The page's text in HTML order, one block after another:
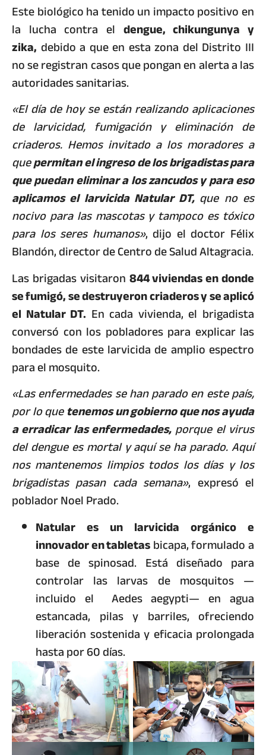
Este biológico ha tenido un impacto positivo en
la lucha contra el dengue, chikungunya y
zika, debido a que en esta zona del Distrito III
no se registran casos que pongan en alerta a las
autoridades sanitarias.
«El día de hoy se están realizando aplicaciones
de larvicidad, fumigación y eliminación de
criaderos. Hemos invitado a los moradores a
quepermitan el ingreso de los brigadistas para
que puedan eliminar a los zancudos y para eso
aplicamos el larvicida Natular DT, que no es
nocivo para las mascotas y tampoco es tóxico
para los seres humanos», dijo el doctor Félix
Blandón, director de Centro de Salud Altagracia.
Las brigadas visitaron844 viviendas en donde
se fumigó, se destruyeron criaderos y se aplicó
el Natular DT. En cada vivienda, el brigadista
conversó con los pobladores para explicar las
bondades de este larvicida de amplio espectro
para el mosquito.
«Las enfermedades se han parado en este país,
por lo quetenemos un gobierno que nos ayuda
a erradicar las enfermedades,porque el virus
del dengue es mortal y aquí se ha parado. Aquí
nos mantenemos limpios todos los días y los
brigadistas pasan cada semana», expresó el
poblador Noel Prado.
Natular es un larvicida orgánico e
innovador en tabletasbicapa, formulado a
base de spinosad. Está diseñado para
controlar las larvas de mosquitos —
incluido el Aedes aegypti— en agua
estancada, pilas y barriles, ofreciendo
liberación sostenida y eficacia prolongada
hasta por 60 días.